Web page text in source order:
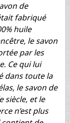
de
fabriqué
huile
le savon
par les
Ce qui lui
dans toute la
le savon de
siècle, et le
n’est plus